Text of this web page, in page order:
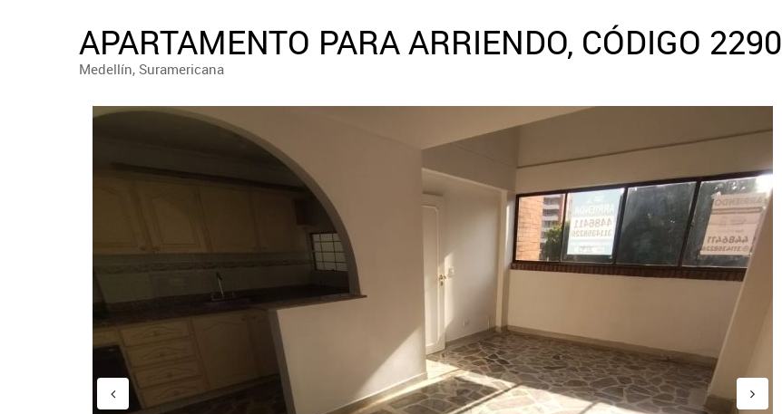
APARTAMENTO PARA ARRIENDO, CÓDIGO 2290
Medellín, Suramericana